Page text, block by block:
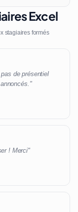
Excel
stagiaires formés
de présentiel
! Merci"